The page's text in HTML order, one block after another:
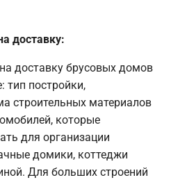
доставку:
доставку брусовых домов
тип постройки,
строительных материалов
которые
для организации
домики, коттеджи
Для больших строений